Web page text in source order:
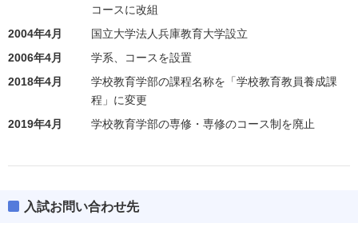
コースに改組
2004年4月
国立大学法人兵庫教育大学設立
2006年4月
学系、コースを設置
2018年4月
学校教育学部の課程名称を「学校教育教員養成課
程」に変更
2019年4月
学校教育学部の専修・専修のコース制を廃止
入試お問い合わせ先